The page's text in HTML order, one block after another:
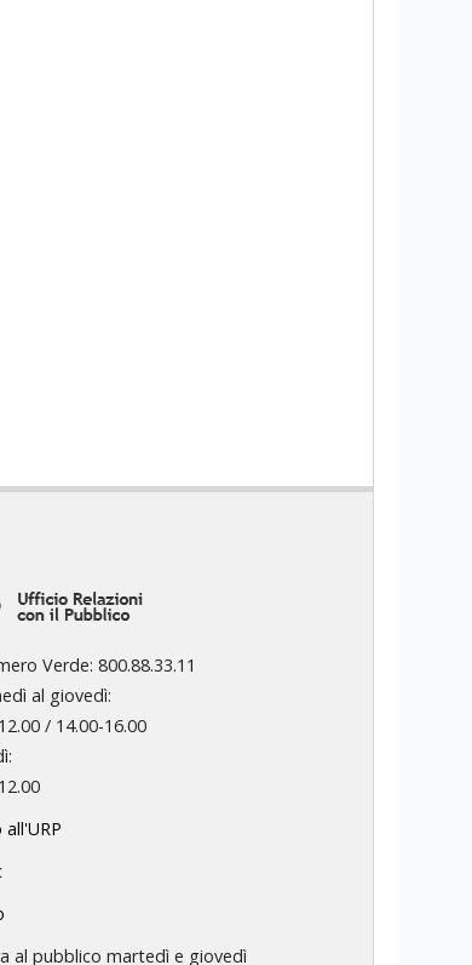
Verde: 800.88.33.11
al giovedì:
/ 14.00-16.00
all'URP
al pubblico martedì e giovedì